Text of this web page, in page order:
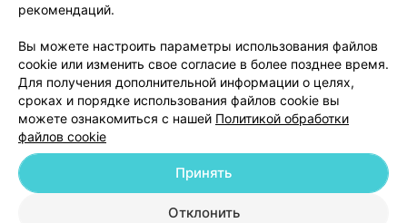
Написать руководителю 103.by
Персональные настройки cookie
Обработка персональных данных
© 2026 ООО «Артокс Лаб», УНП 191700409| 220012, Республика Беларусь,
рекомендаций.
Вы можете настроить параметры использования файлов
cookie или изменить свое согласие в более позднее время.
Для получения дополнительной информации о целях,
сроках и порядке использования файлов cookie вы
можете ознакомиться с нашей Политикой обработки
файлов cookie
Отклонить
Принять